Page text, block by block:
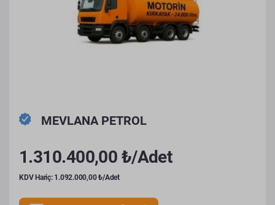
MEVLANA PETROL
1.310.400,00 ₺/Adet
KDV Hariç: 1.092.000,00 ₺/Adet